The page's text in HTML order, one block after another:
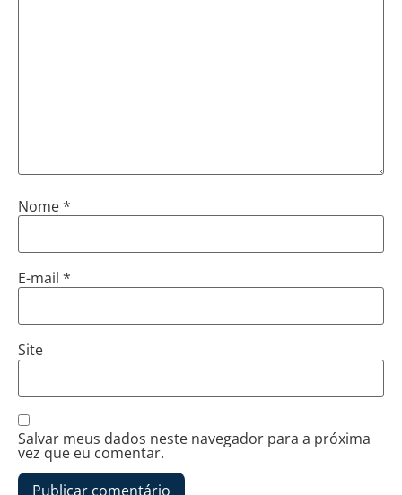
Nome*
E-mail *
Site
Salvar meus dados neste navegador para a próxima
vez que eu comentar.